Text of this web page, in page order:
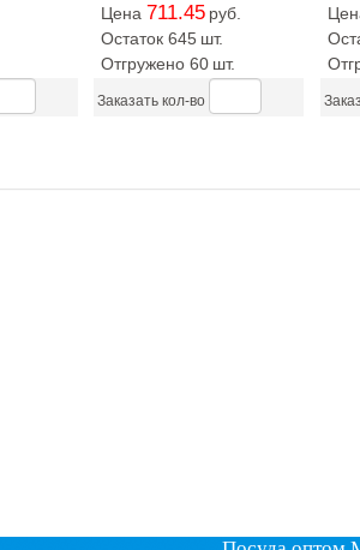
Цена 711.45 руб.
Остаток 645 шт.
Отгружено 60 шт.
Заказать кол-во